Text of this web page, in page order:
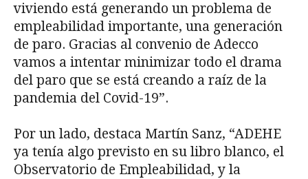
viviendo está generando un problema de
empleabilidad importante, una generación
de paro. Gracias al convenio de Adecco
vamos a intentar minimizar todo el drama
del paro que se está creando a raíz de la
pandemia del Covid-19”.
Por un lado, destaca Martín Sanz, “ADEHE
ya tenía algo previsto en su libro blanco, el
Observatorio de Empleabilidad, y la